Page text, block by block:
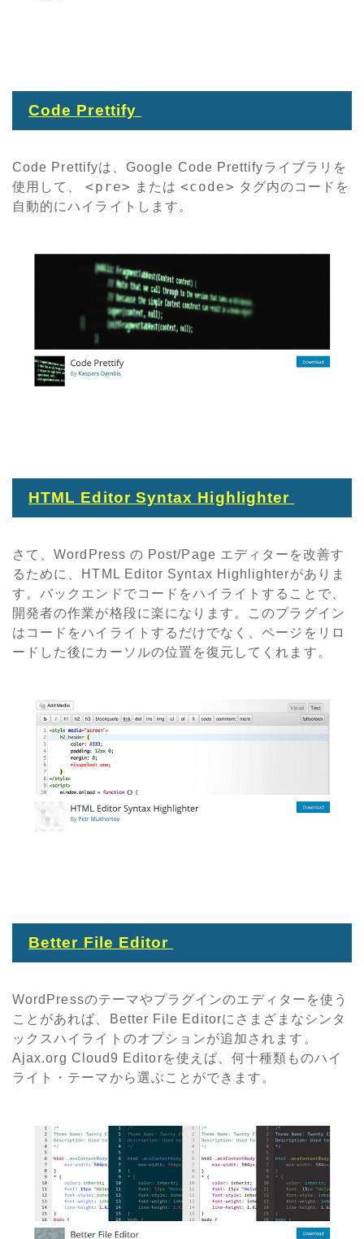
Code Prettify
Code Prettifyは、Google Code Prettifyライブラリを
使用して、<pre> または<code> タグ内のコードを
自動的にハイライトします。
HTML Editor Syntax Highlighter
さて、WordPress の Post/Page エディターを改善す
るために、HTML Editor Syntax Highlighterがありま
す。バックエンドでコードをハイライトすることで、
開発者の作業が格段に楽になります。このプラグイン
はコードをハイライトするだけでなく、ページをリロ
ードした後にカーソルの位置を復元してくれます。
Better File Editor
WordPressのテーマやプラグインのエディターを使う
ことがあれば、Better File Editorにさまざまなシンタ
ックスハイライトのオプションが追加されます。
Ajax.org Cloud9 Editorを使えば、何十種類ものハイ
ライト・テーマから選ぶことができます。